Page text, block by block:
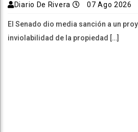
Diario De Rivera 07 Ago 2026
El Senado dio media sanción a un
inviolabilidad de la propiedad […]